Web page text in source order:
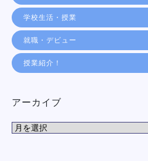
学校生活・授業
就職・デビュー
授業紹介！
アーカイブ